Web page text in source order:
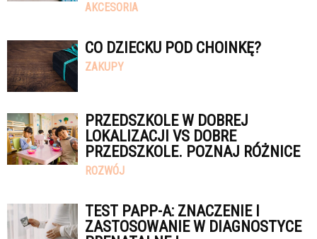
AKCESORIA
CO DZIECKU POD CHOINKĘ?
ZAKUPY
PRZEDSZKOLE W DOBREJ
LOKALIZACJI VS DOBRE
PRZEDSZKOLE. POZNAJ RÓŻNICE
ROZWÓJ
TEST PAPP-A: ZNACZENIE I
ZASTOSOWANIE W DIAGNOSTYCE